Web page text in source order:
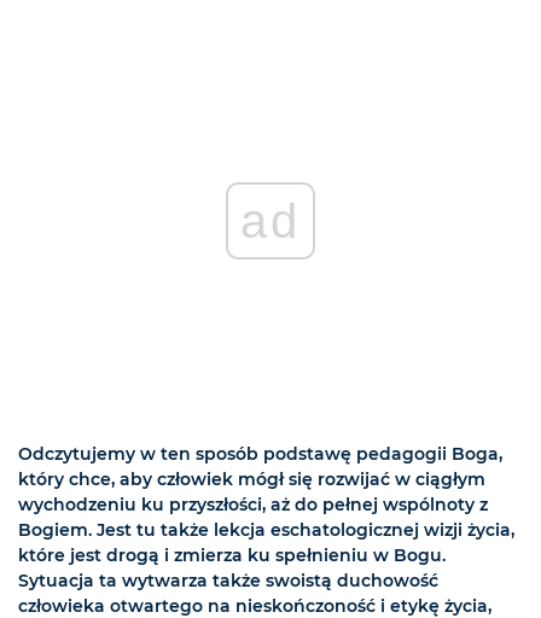
ad
Odczytujemy w ten sposób podstawę pedagogii Boga,
który chce, aby człowiek mógł się rozwijać w ciągłym
wychodzeniu ku przyszłości, aż do pełnej wspólnoty z
Bogiem. Jest tu także lekcja eschatologicznej wizji życia,
które jest drogą i zmierza ku spełnieniu w Bogu.
Sytuacja ta wytwarza także swoistą duchowość
człowieka otwartego na nieskończoność i etykę życia,